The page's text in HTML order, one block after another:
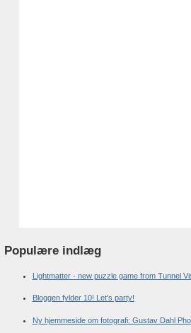
Populære indlæg
Lightmatter - new puzzle game from Tunnel
Bloggen fylder 10! Let's party!
Ny hjemmeside om fotografi: Gustav Dahl